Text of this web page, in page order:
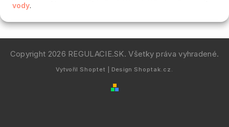
vody.
Copyright 2026 REGULACIE.SK. Všetky práva vyhradené.
Vytvořil Shoptet | Design Shoptak.cz.